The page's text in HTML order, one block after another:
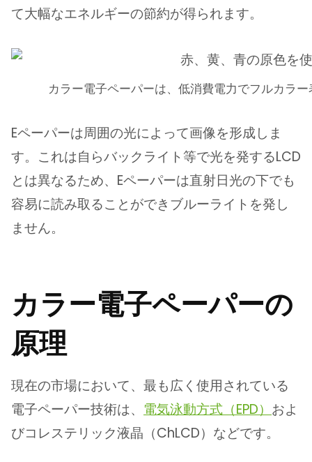
て大幅なエネルギーの節約が得られます。
カラー電子ペーパーは、低消費電力でフルカラ
Eペーパーは周囲の光によって画像を形成しま
す。これは自らバックライト等で光を発するLCD
とは異なるため、Eペーパーは直射日光の下でも
容易に読み取ることができブルーライトを発し
ません。
カラー電子ペーパーの
原理
現在の市場において、最も広く使用されている
電子ペーパー技術は、 電気泳動方式（EPD） およ
びコレステリック液晶（ChLCD）などです。